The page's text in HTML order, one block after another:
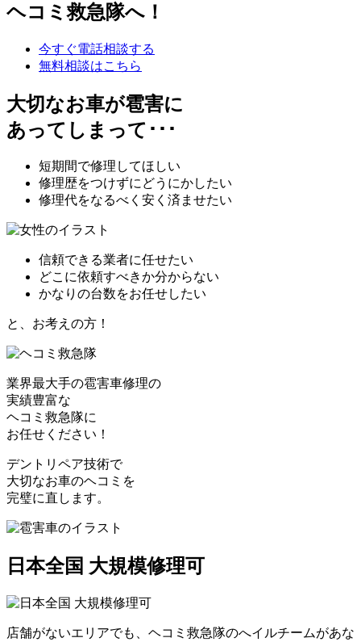
ヘコミ救急隊へ！
今すぐ電話相談する
無料相談はこちら
大切なお車が雹害に
あってしまって･･･
短期間で修理してほしい
修理歴をつけずにどうにかしたい
修理代をなるべく安く済ませたい
信頼できる業者に任せたい
どこに依頼すべきか分からない
かなりの台数をお任せしたい
と、お考えの方！
業界最大手の雹害車修理の
実績豊富な
ヘコミ救急隊に
お任せください！
デントリペア技術で
大切なお車のヘコミを
完璧に直します。
日本全国 大規模修理可
店舗がないエリアでも、ヘコミ救急隊のへイルチームがあな